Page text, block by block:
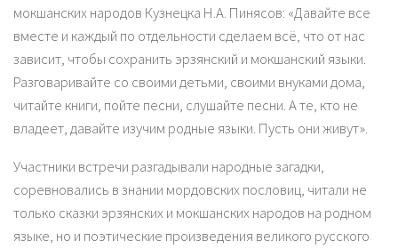
мокшанских народов Кузнецка Н.А. Пинясов: «Давайте все
вместе и каждый по отдельности сделаем всё, что от нас
зависит, чтобы сохранить эрзянский и мокшанский языки.
Разговаривайте со своими детьми, своими внуками дома,
читайте книги, пойте песни, слушайте песни. А те, кто не
владеет, давайте изучим родные языки. Пусть они живут».
Участники встречи разгадывали народные загадки,
соревновались в знании мордовских пословиц, читали не
только сказки эрзянских и мокшанских народов на родном
языке, но и поэтические произведения великого русского